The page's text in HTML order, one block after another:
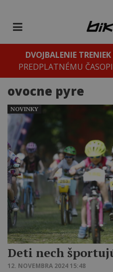
DVOJBALENIE
PREDPLATNÉMU
ovocne pyre
Deti nech
12. NOVEMBRA 2024 15:48
NOVINKY